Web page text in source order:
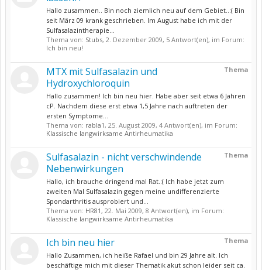
Hallo zusammen.. Bin noch ziemlich neu auf dem Gebiet..:( Bin
seit März 09 krank geschrieben. Im August habe ich mit der
Sulfasalazintherapie...
Thema von: Stubs, 2. Dezember 2009, 5 Antwort(en), im Forum:
Ich bin neu!
Thema
MTX mit Sulfasalazin und
Hydroxychloroquin
Hallo zusammen! Ich bin neu hier. Habe aber seit etwa 6 Jahren
cP. Nachdem diese erst etwa 1,5 Jahre nach auftreten der
ersten Symptome...
Thema von: rabla1, 25. August 2009, 4 Antwort(en), im Forum:
Klassische langwirksame Antirheumatika
Thema
Sulfasalazin - nicht verschwindende
Nebenwirkungen
Hallo, ich brauche dringend mal Rat.:( Ich habe jetzt zum
zweiten Mal Sulfasalazin gegen meine undifferenzierte
Spondarthritis ausprobiert und...
Thema von: HR81, 22. Mai 2009, 8 Antwort(en), im Forum:
Klassische langwirksame Antirheumatika
Thema
Ich bin neu hier
Hallo Zusammen, ich heiße Rafael und bin 29 Jahre alt. Ich
beschäftige mich mit dieser Thematik akut schon leider seit ca.